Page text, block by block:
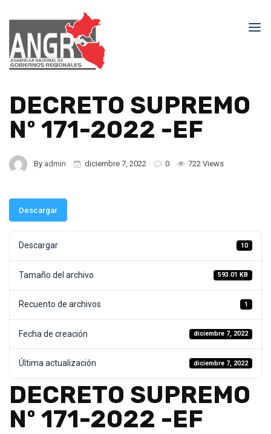
DECRETO SUPREMO
Nº 171-2022 -EF
By admin diciembre 7, 2022 0 722 Views
Descargar
Descargar 10
Tamaño del archivo 593.01 KB
Recuento de archivos 1
Fecha de creación diciembre 7, 2022
Última actualización diciembre 7, 2022
DECRETO SUPREMO
Nº 171-2022 -EF